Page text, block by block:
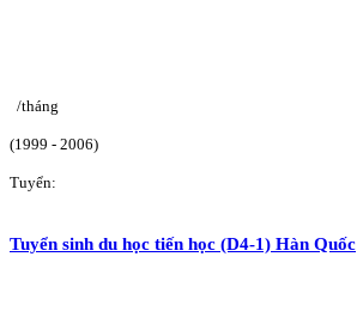
/tháng
(1999 - 2006)
Tuyển:
Tuyển sinh du học tiến học (D4-1) Hàn Quốc